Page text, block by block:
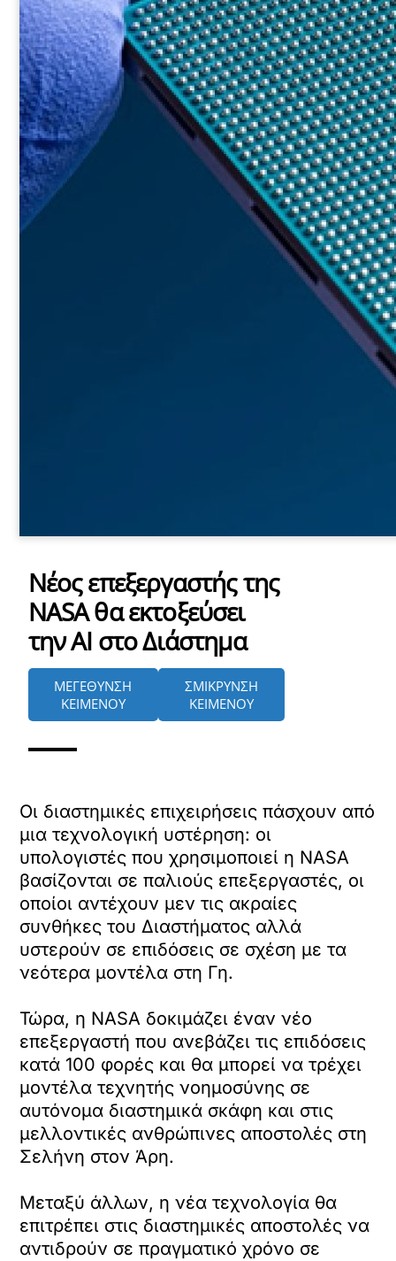
Νέος επεξεργαστής της
NASA θα εκτοξεύσει
την ΑΙ στο Διάστημα
ΜΕΓΕΘΥΝΣΗ
ΚΕΙΜΕΝΟΥ
ΣΜΙΚΡΥΝΣΗ
ΚΕΙΜΕΝΟΥ
Οι διαστημικές επιχειρήσεις πάσχουν από
μια τεχνολογική υστέρηση: οι
υπολογιστές που χρησιμοποιεί η NASA
βασίζονται σε παλιούς επεξεργαστές, οι
οποίοι αντέχουν μεν τις ακραίες
συνθήκες του Διαστήματος αλλά
υστερούν σε επιδόσεις σε σχέση με τα
νεότερα μοντέλα στη Γη.
Τώρα, η NASA δοκιμάζει έναν νέο
επεξεργαστή που ανεβάζει τις επιδόσεις
κατά 100 φορές και θα μπορεί να τρέχει
μοντέλα τεχνητής νοημοσύνης σε
αυτόνομα διαστημικά σκάφη και στις
μελλοντικές ανθρώπινες αποστολές στη
Σελήνη στον Άρη.
Μεταξύ άλλων, η νέα τεχνολογία θα
επιτρέπει στις διαστημικές αποστολές να
αντιδρούν σε πραγματικό χρόνο σε